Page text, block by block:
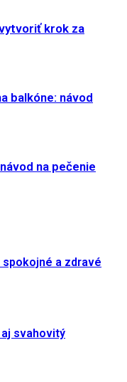
krok za
balkóne: návod
na pečenie
spokojné a zdravé
svahovitý